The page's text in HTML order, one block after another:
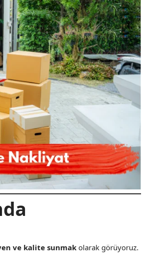
ve kalite sunmakolarak görüyoruz.